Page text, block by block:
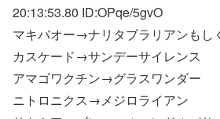
20:13:53.80 ID:OPqe/5gvO
マキバオー→ナリタブラリアンもし
カスケード→サンデーサイレンス
アマゴワクチン→グラスワンダー
ニトロニクス→メジロライアン